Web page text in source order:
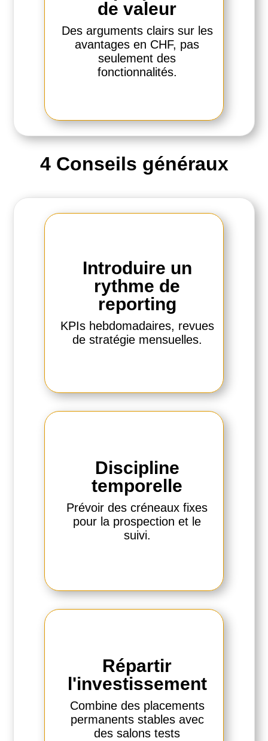
de valeur
Des arguments clairs sur les
avantages en CHF, pas
seulement des
fonctionnalités.
4 Conseils généraux
Introduire un
rythme de
reporting
KPIs hebdomadaires, revues
de stratégie mensuelles.
Discipline
temporelle
Prévoir des créneaux fixes
pour la prospection et le
suivi.
Répartir
l'investissement
Combine des placements
permanents stables avec
des salons tests